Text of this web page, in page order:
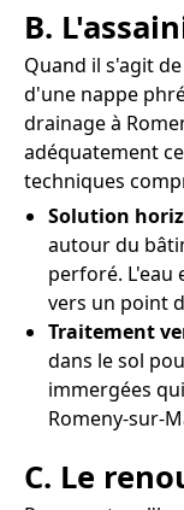
B.
Quand il s'agit
d'une nappe
drainage à
adéquatement
techniques
Solution
autour du
perforé. L'eau
vers un point
Traitement
dans le sol
immergées
Romeny-sur-
C. Le